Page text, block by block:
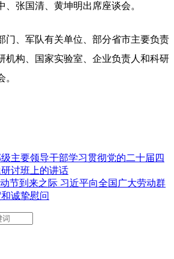
、张国清、黄坤明出席座谈会。
门、军队有关单位、部分省市主要负责
机构、国家实验室、企业负责人和科研
主要领导干部学习贯彻党的二十届四
讨班上的讲话
节到来之际 习近平向全国广大劳动群
诚挚慰问